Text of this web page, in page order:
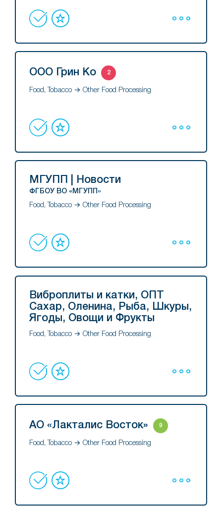
ООО Грин Ко 2
Food, Tobacco → Other Food Processing
МГУПП | Новости
ФГБОУ ВО «МГУПП»
Food, Tobacco → Other Food Processing
Виброплиты и катки, ОПТ
Сахар, Оленина, Рыба, Шкуры,
Ягоды, Овощи и Фрукты
Food, Tobacco → Other Food Processing
АО «Лакталис Восток» 9
Food, Tobacco → Other Food Processing